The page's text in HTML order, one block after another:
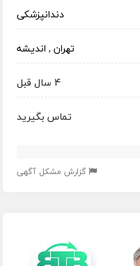
دندانپزشکی
تهران, اندیشه
4 سال قبل
تماس بگیرید
گزارش مشکل آگهی